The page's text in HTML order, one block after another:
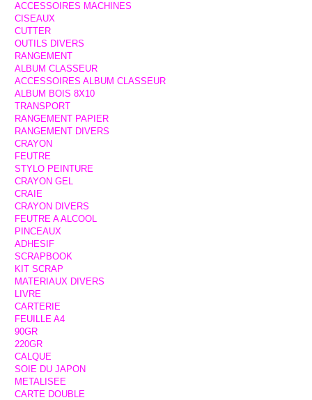
ACCESSOIRES MACHINES
CISEAUX
CUTTER
OUTILS DIVERS
RANGEMENT
ALBUM CLASSEUR
ACCESSOIRES ALBUM CLASSEUR
ALBUM BOIS 8X10
TRANSPORT
RANGEMENT PAPIER
RANGEMENT DIVERS
CRAYON
FEUTRE
STYLO PEINTURE
CRAYON GEL
CRAIE
CRAYON DIVERS
FEUTRE A ALCOOL
PINCEAUX
ADHESIF
SCRAPBOOK
KIT SCRAP
MATERIAUX DIVERS
LIVRE
CARTERIE
FEUILLE A4
90GR
220GR
CALQUE
SOIE DU JAPON
METALISEE
CARTE DOUBLE